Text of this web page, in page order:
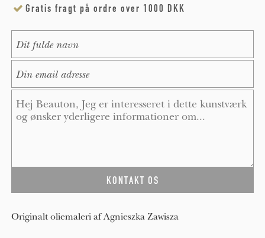
Gratis fragt på ordre over 1000 DKK
Originalt oliemaleri af Agnieszka Zawisza